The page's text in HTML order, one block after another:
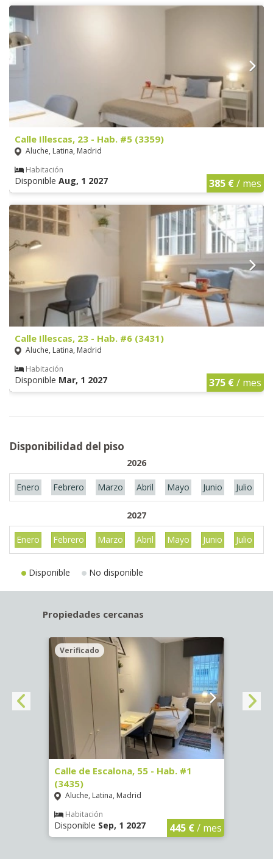
Calle Illescas, 23 - Hab. #5 (3359)
Aluche, Latina, Madrid
Habitación
Disponible Aug, 1 2027 385 €/ mes
Calle Illescas, 23 - Hab. #6 (3431)
Aluche, Latina, Madrid
Habitación
Disponible Mar, 1 2027 375 €/ mes
Disponibilidad del piso
2026
Enero Febrero Marzo Abril Mayo Junio Julio
2027
Enero Febrero Marzo Abril Mayo Junio Julio
Disponible No disponible
Propiedades cercanas
Verificado
Calle de Escalona, 55 - Hab. #1
(3435)
Aluche, Latina, Madrid
Habitación
Disponible Sep, 1 2027 445 €/ mes